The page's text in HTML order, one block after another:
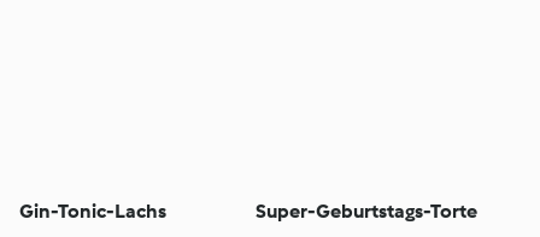
Gin-Tonic-Lachs Super-Geburtstags-Torte